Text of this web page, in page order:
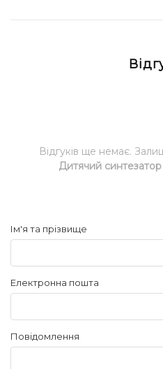
Відгуків ще немає.
Дитячий
Ім'я та прізвище
Електронна пошта
Повідомлення